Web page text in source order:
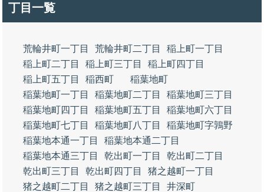
丁目一覧
荒輪井町一丁目 荒輪井町二丁目
稲上町一丁目
稲上町二丁目
稲上町三丁目
稲上町四丁目
稲上町五丁目
稲西町
稲葉地町
稲葉地町一丁目
稲葉地町二丁目
稲葉地町三丁目
稲葉地町四丁目
稲葉地町五丁目
稲葉地町六丁目
稲葉地町七丁目
稲葉地町八丁目
稲葉地町字鶉野
稲葉地本通一丁目
稲葉地本通二丁目
稲葉地本通三丁目
乾出町一丁目
乾出町二丁目
乾出町三丁目
乾出町四丁目
猪之越町一丁目
猪之越町二丁目
猪之越町三丁目
井深町